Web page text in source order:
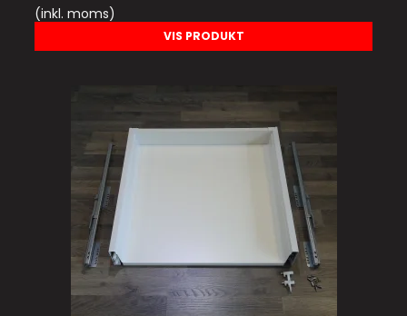
(inkl. moms)
VIS PRODUKT